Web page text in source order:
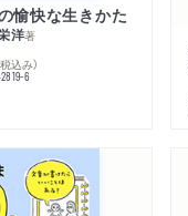
愉快な生きかた
洋著
込み）
6